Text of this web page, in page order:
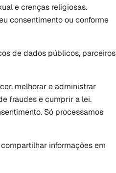
e crenças religiosas.
consentimento ou conforme
de dados públicos, parceiros
melhorar e administrar
fraudes e cumprir a lei.
Só processamos
informações em